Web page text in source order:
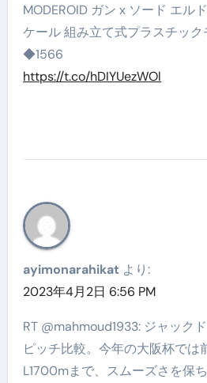
MODEROID ガン x ソード エル
ケール 組み立て式プラスチック
◆1566
https://t.co/hDIYUezWOl
ayimonarahikat より:
2023年4月2日 6:56 PM
RT @mahmoud1933: ジャック
ピッチ比較。今年の大阪杯では
L1700mまで、スムーズさを保